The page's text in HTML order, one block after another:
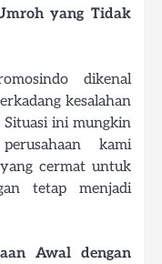
yang Tidak
dikenal
kesalahan
Situasi ini mungkin
kami
cermat untuk
tetap menjadi
Awal dengan